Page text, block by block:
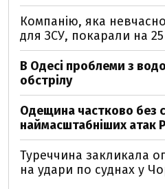
Компанію, яка
для ЗСУ, покарали на 25
В Одесі проблеми з
обстрілу
Одещина частково без
наймасштабніших атак
Туреччина закликала
на удари по суднах у